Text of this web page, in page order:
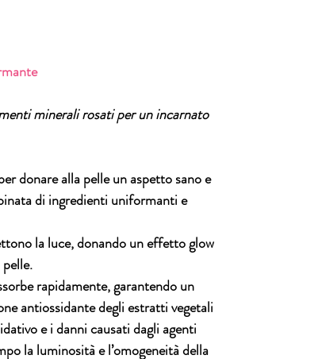
mineralirosati per un incarnato
donare alla pelle un aspetto sano e
di ingredienti uniformanti e
la luce, donando un effetto glow
rapidamente, garantendo un
antiossidante degli estratti vegetali
e i danni causati dagli agenti
la luminosità e l’omogeneità della